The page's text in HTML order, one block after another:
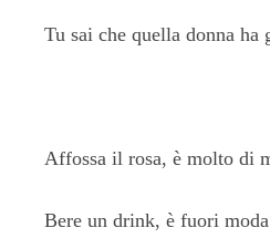
Tu sai che quella donna
Affossa il rosa, è molto di
Bere un drink, è fuori moda